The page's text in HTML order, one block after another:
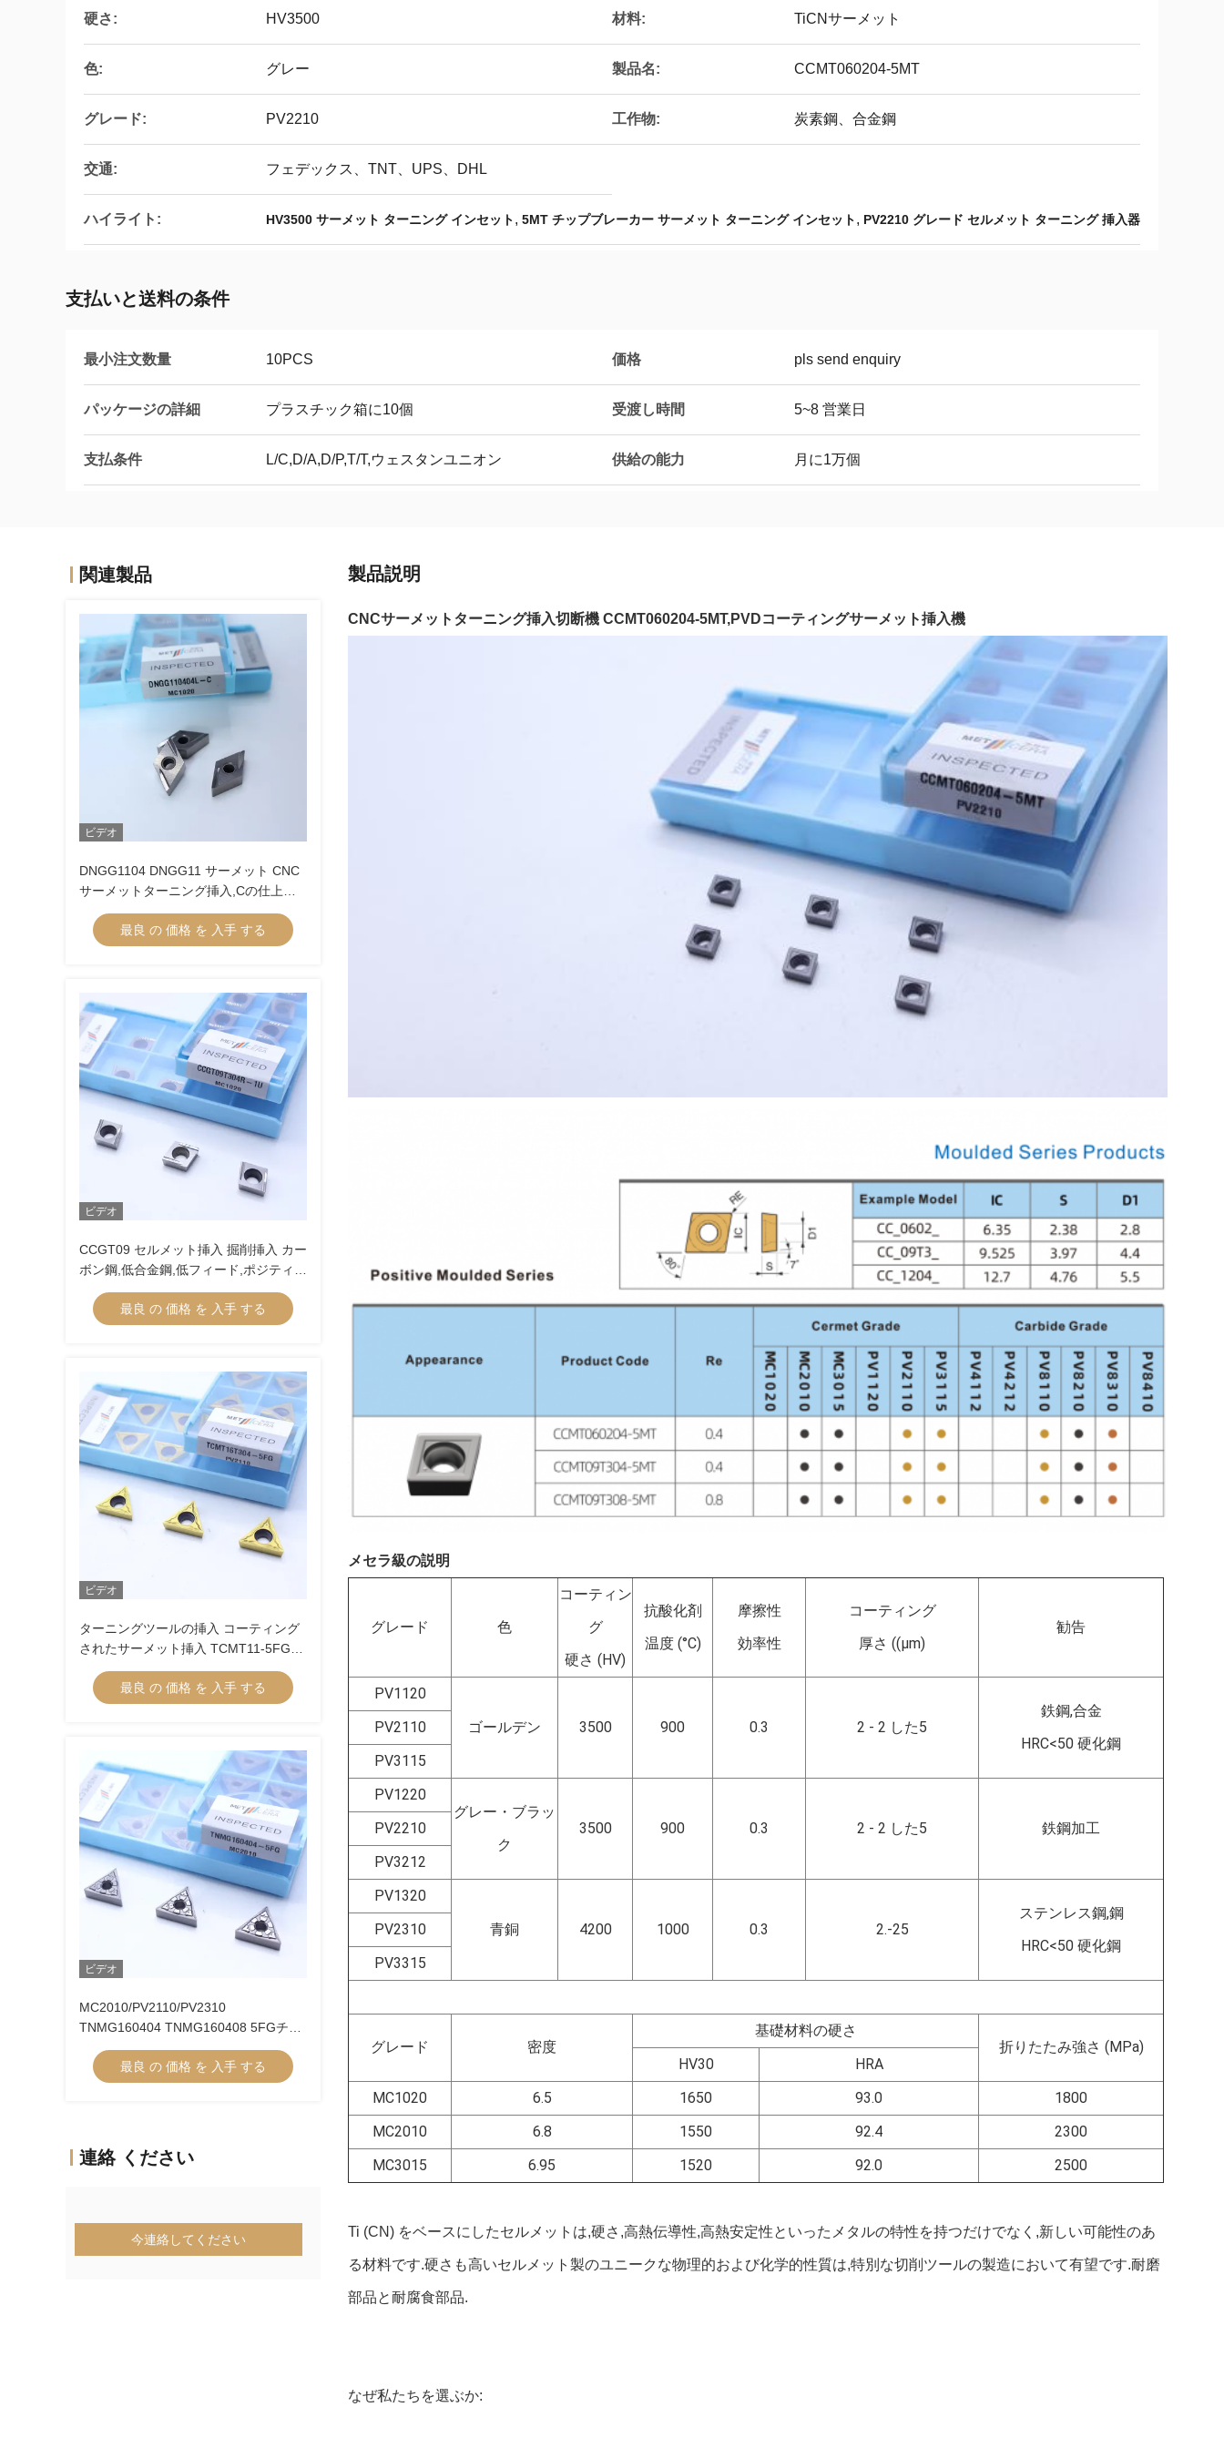
硬さ: HV3500 材料: TiCNサーメット
色: グレー 製品名: CCMT060204-5MT
グレード: PV2210 工作物: 炭素鋼、合金鋼
交通: フェデックス、TNT、UPS、DHL
ハイライト: HV3500 サーメット ターニング インセット, 5MT チップブレーカー サーメット ターニング インセット, PV2210 グレード セルメット ターニング 挿入器
支払いと送料の条件
最小注文数量 10PCS 価格 pls send enquiry
パッケージの詳細 プラスチック箱に10個 受渡し時間 5~8 営業日
支払条件 L/C,D/A,D/P,T/T,ウェスタンユニオン 供給の能力 月に1万個
関連製品
ビデオ
DNGG1104 DNGG11 サーメット CNC
サーメットターニング挿入,Cの仕上げ
挿入 仕上げチップブレーカー
最良 の 価格 を 入手 する
ビデオ
CCGT09 セルメット挿入 掘削挿入 カー
ボン鋼,低合金鋼,低フィード,ポジティブ
挿入 切断のための内部ターニング挿入
CCGT09T304R-1U
最良 の 価格 を 入手 する
ビデオ
ターニングツールの挿入 コーティング
されたサーメット挿入 TCMT11-5FG
TCMT16-5FG サーメットターニング挿
最良 の 価格 を 入手 する
ビデオ
MC2010/PV2110/PV2310
TNMG160404 TNMG160408 5FGチッ
プブレーカーにおけるCNC機械のため
のCermetターニング挿入器
最良 の 価格 を 入手 する
連絡 ください
今連絡してください
製品説明
CNCサーメットターニング挿入切断機 CCMT060204-5MT,PVDコーティングサーメット挿入機
メセラ級の説明
グレード 色
コーティン
グ
硬さ (HV)
抗酸化剤
温度 (°C)
摩擦性
効率性
コーティング
厚さ ((μm)
勧告
PV1120
ゴールデン
3500 900 0.3 2 - 2 した5
鉄鋼,合金
HRC<50 硬化鋼
PV2110
PV3115
PV1220
グレー・ブラッ
ク
3500 900 0.3 2 - 2 した5 鉄鋼加工
PV2210
PV3212
PV1320
青銅
4200 1000 0.3 2.-25
ステンレス鋼,鋼
HRC<50 硬化鋼
PV2310
PV3315
グレード 密度
基礎材料の硬さ
折りたたみ強さ (MPa)
HV30
HRA
MC1020
6.5 1650 93.0
1800
MC2010
6.8 1550 92.4
2300
MC3015
6.95 1520 92.0 2500
Ti (CN) をベースにしたセルメットは,硬さ,高熱伝導性,高熱安定性といったメタルの特性を持つだけでなく,新しい可能性のあ
る材料です.硬さも高いセルメット製のユニークな物理的および化学的性質は,特別な切削ツールの製造において有望です.耐磨
部品と耐腐食部品.
なぜ私たちを選ぶか: